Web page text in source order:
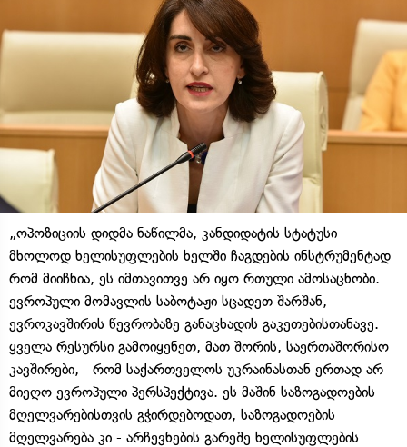
„ოპოზიციის დიდმა ნაწილმა, კანდიდატის სტატუსი
მხოლოდ ხელისუფლების ხელში ჩაგდების ინსტრუმენტად
რომ მიიჩნია, ეს იმთავითვე არ იყო რთული ამოსაცნობი.
ევროპული მომავლის საბოტაჟი სცადეთ შარშან,
ევროკავშირის წევრობაზე განაცხადის გაკეთებისთანავე.
ყველა რესურსი გამოიყენეთ, მათ შორის, საერთაშორისო
კავშირები, რომ საქართველოს უკრაინასთან ერთად არ
მიეღო ევროპული პერსპექტივა. ეს მაშინ საზოგადოების
მღელვარებისთვის გჭირდებოდათ, საზოგადოების
მღელვარება კი - არჩევნების გარეშე ხელისუფლების